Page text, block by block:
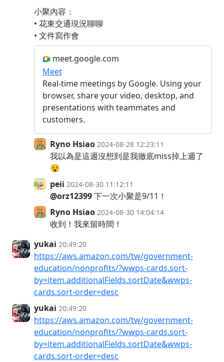
小聚內容：
• 花東交通現況聊聊
• 文件寫作會
meet.google.com
Meet
Real-time meetings by Google. Using your
browser, share your video, desktop, and
presentations with teammates and
customers.
Ryno Hsiao 2024-08-28 12:23:11
我以為是這週沒想到是我徹底miss掉上週了
😵
peii 2024-08-30 11:12:11
@orz12399下一次小聚是9/11！
Ryno Hsiao 2024-08-30 14:04:14
收到！我來留時間！
yukai 20:49:20
https://aws.amazon.com/tw/government-
education/nonprofits/?wwps-cards.sort-
by=item.additionalFields.sortDate&wwps-
cards.sort-order=desc
yukai 20:49:20
https://aws.amazon.com/tw/government-
education/nonprofits/?wwps-cards.sort-
by=item.additionalFields.sortDate&wwps-
cards.sort-order=desc